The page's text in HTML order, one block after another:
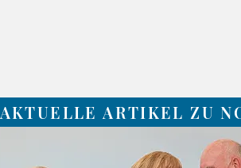
AKTUELLE ARTIKEL ZU